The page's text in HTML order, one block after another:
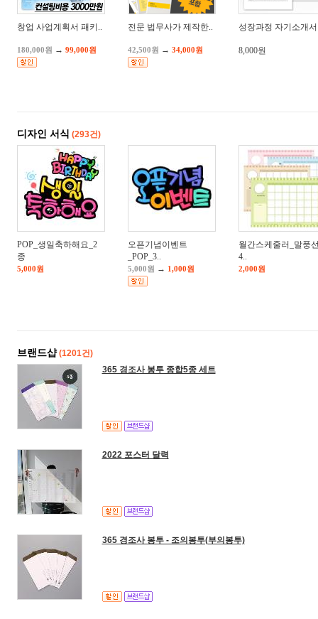
창업 사업계획서 패키..
180,000원 → 99,000원
전문 법무사가 제작한..
42,500원 → 34,000원
성장과정 자기소개서
8,000원
디자인 서식 (293건)
POP_생일축하해요_2
종
5,000원
오픈기념이벤트
_POP_3..
5,000원 → 1,000원
월간스케줄러_말풍
4..
2,000원
브랜드샵 (1201건)
365 경조사 봉투 종합5종 세트
2022 포스터 달력
365 경조사 봉투 - 조의봉투(부의봉투)